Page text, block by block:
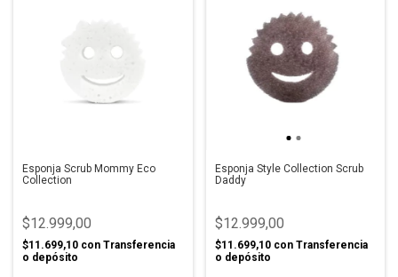
Esponja Scrub Mommy Eco
Collection
$12.999,00
$11.699,10 con Transferencia
o depósito
Esponja Style Collection Scrub
Daddy
$12.999,00
$11.699,10 con Transferencia
o depósito